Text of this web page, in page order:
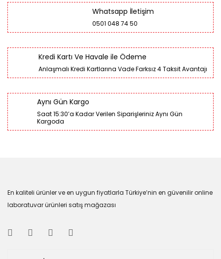
Whatsapp İletişim
0501 048 74 50
Kredi Kartı Ve Havale ile Ödeme
Anlaşmalı Kredi Kartlarına Vade Farksız 4 Taksit Avantajı
Aynı Gün Kargo
Saat 15:30’a Kadar Verilen Siparişleriniz Aynı Gün
Kargoda
En kaliteli ürünler ve en uygun fiyatlarla Türkiye’nin en güvenilir online
laboratuvar ürünleri satış mağazası